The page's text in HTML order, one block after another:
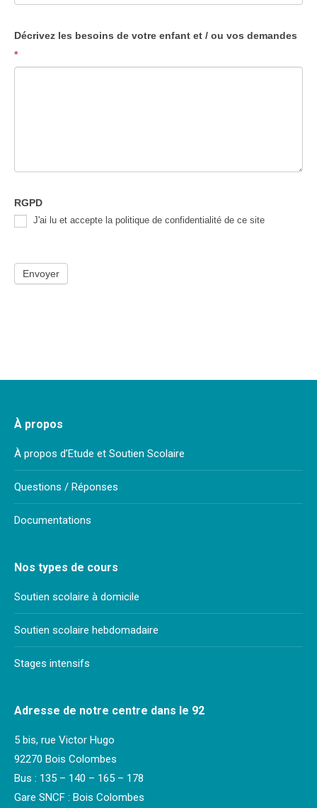
Décrivez les besoins de votre enfant et / ou vos demandes
*
RGPD
J'ai lu et accepte la politique de confidentialité de ce site
Envoyer
À propos
À propos d’Etude et Soutien Scolaire
Questions / Réponses
Documentations
Nos types de cours
Soutien scolaire à domicile
Soutien scolaire hebdomadaire
Stages intensifs
Adresse de notre centre dans le 92
5 bis, rue Victor Hugo
92270 Bois Colombes
Bus : 135 – 140 – 165 – 178
Gare SNCF : Bois Colombes